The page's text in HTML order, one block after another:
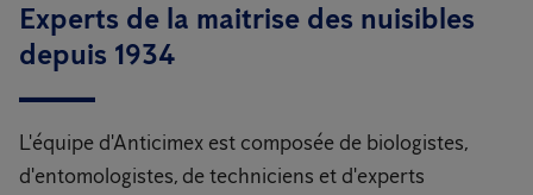
Experts de la maitrise des nuisibles
depuis 1934
L'équipe d'Anticimex est composée de biologistes,
d'entomologistes, de techniciens et d'experts